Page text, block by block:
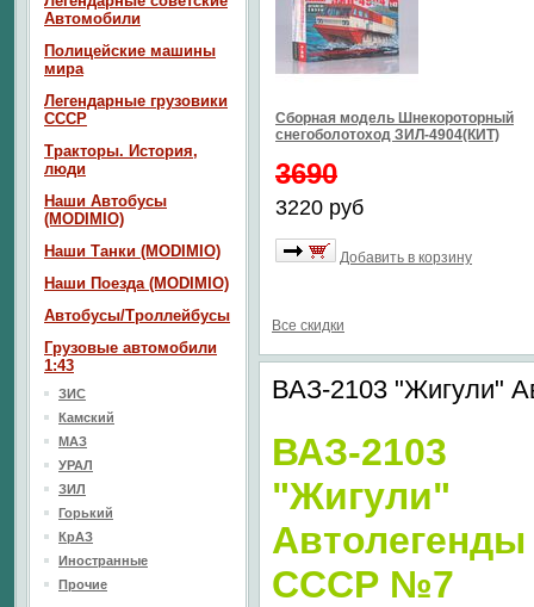
Сборная модель Шнекороторный
снегоболотоход ЗИЛ-4904(КИТ)
3690
3220 руб
Добавить в корзину
Все скидки
ВАЗ-2103 "Жигули"
ВАЗ-2103
"Жигули"
Автолегенды
СССР №7
Автомобили
Полицейские машины
мира
Легендарные грузовики
СССР
Тракторы. История,
люди
Наши Автобусы
(MODIMIO)
Наши Танки (MODIMIO)
Наши Поезда (MODIMIO)
Автобусы/Троллейбусы
Грузовые автомобили
1:43
ЗИС
Камский
МАЗ
УРАЛ
ЗИЛ
Горький
КрАЗ
Иностранные
Прочие